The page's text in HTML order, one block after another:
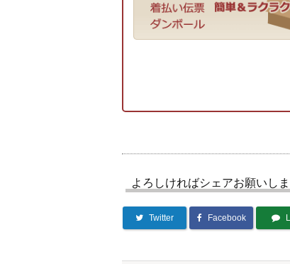
よろしければシェアお願いし
Twitter Facebook